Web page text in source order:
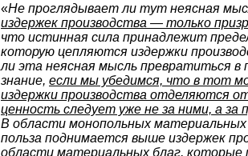
«Не проглядывает ли тут неясная
издержек производства — только
что истинная сила принадлежит
которую цепляются издержки
ли эта неясная мысль превратиться в
знание, если мы убедимся, что в тот
издержки производства отделяются
ценность следует уже не за ними, а за
В области монопольных материальных
польза поднимается выше издержек
области материальных благ, которые